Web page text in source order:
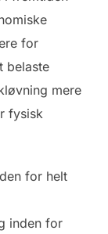
for
belaste
mere
fysisk
for helt
inden for